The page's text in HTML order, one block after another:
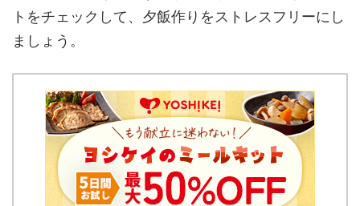
トをチェックして、夕飯作りをストレスフリーにし
ましょう。